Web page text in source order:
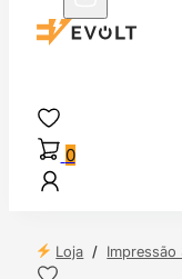
0
Loja / Impressão